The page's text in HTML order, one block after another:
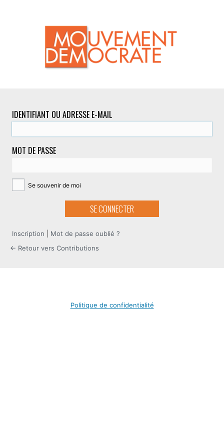
IDENTIFIANT OU ADRESSE E-MAIL
MOT DE PASSE
Se souvenir de moi
Inscription
Mot de passe oublié ?
← Retour vers Contributions
Politique de confidentialité